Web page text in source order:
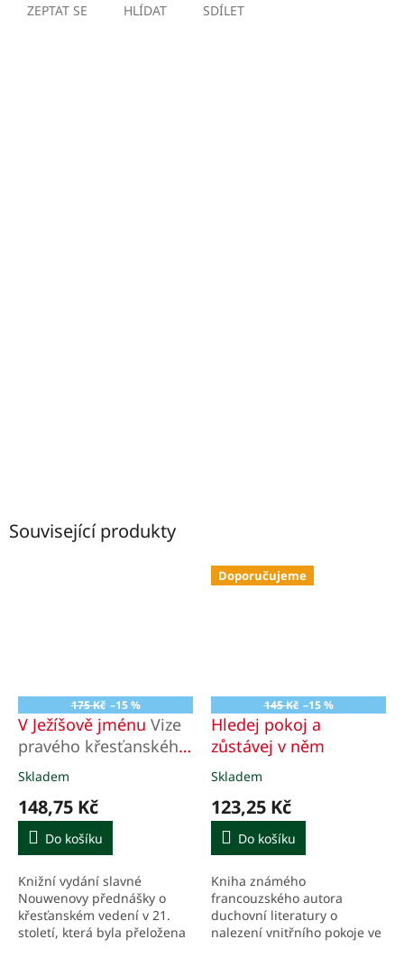
ZEPTAT SE HLÍDAT SDÍLET
Související produkty
175 Kč –15 %
V Ježíšově jménu Vize
pravého křesťanského
vůdcovství
Průměrné
produktu
5,0
5
hvězdiček.
Skladem
148,75 Kč
Do košíku
Knižní vydání slavné
Nouwenovy přednášky o
křesťanském vedení v 21.
století, která byla přeložena
Doporučujeme
145 Kč –15 %
Hledej pokoj a
zůstávej v něm
Průměrné
produktu
5,0
5
hvězdiček.
Skladem
123,25 Kč
Do košíku
Kniha známého
francouzského autora
duchovní literatury o
nalezení vnitřního pokoje ve